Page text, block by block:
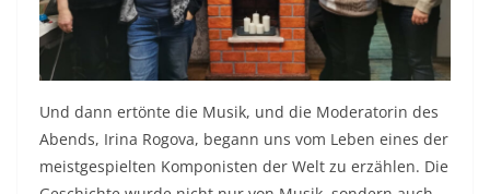
Und dann ertönte die Musik, und die Moderatorin des
Abends, Irina Rogova, begann uns vom Leben eines der
meistgespielten Komponisten der Welt zu erzählen. Die